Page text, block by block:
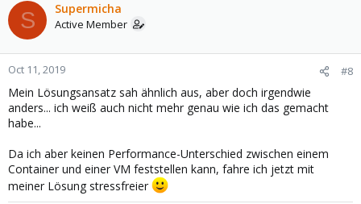
S Supermicha
Active Member
Oct 11, 2019 #8
Mein Lösungsansatz sah ähnlich aus, aber doch irgendwie
anders... ich weiß auch nicht mehr genau wie ich das gemacht
habe...
Da ich aber keinen Performance-Unterschied zwischen einem
Container und einer VM feststellen kann, fahre ich jetzt mit
meiner Lösung stressfreier